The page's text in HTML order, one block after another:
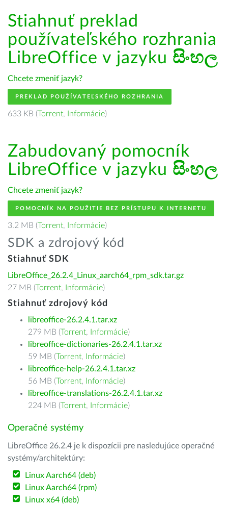
Stiahnuť preklad
používateľského rozhrania
LibreOffice v jazyku සිංහල
Chcete zmeniť jazyk?
PREKLAD POUŽÍVATEĽSKÉHO ROZHRANIA
633 KB (Torrent, Informácie)
Zabudovaný pomocník
LibreOffice v jazyku සිංහල
Chcete zmeniť jazyk?
POMOCNÍK NA POUŽITIE BEZ PRÍSTUPU K INTERNETU
3.2 MB (Torrent, Informácie)
SDK a zdrojový kód
Stiahnuť SDK
LibreOffice_26.2.4_Linux_aarch64_rpm_sdk.tar.gz
27 MB (Torrent, Informácie)
Stiahnuť zdrojový kód
libreoffice-26.2.4.1.tar.xz
279 MB (Torrent, Informácie)
libreoffice-dictionaries-26.2.4.1.tar.xz
59 MB (Torrent, Informácie)
libreoffice-help-26.2.4.1.tar.xz
56 MB (Torrent, Informácie)
libreoffice-translations-26.2.4.1.tar.xz
224 MB (Torrent, Informácie)
Operačné systémy
LibreOffice 26.2.4 je k dispozícii pre nasledujúce operačné
systémy/architektúry:
Linux Aarch64 (deb)
Linux Aarch64 (rpm)
Linux x64 (deb)